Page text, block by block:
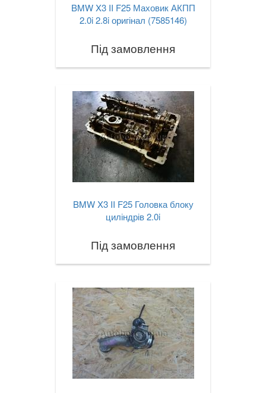
BMW X3 II F25 Маховик АКПП
2.0i 2.8i оригінал (7585146)
Під замовлення
BMW X3 II F25 Головка блоку
циліндрів 2.0i
Під замовлення